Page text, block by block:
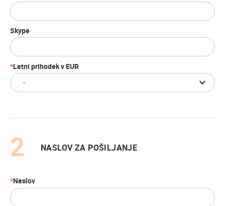
Skype
Letni prihodek v EUR
NASLOV ZA POŠILJANJE
Naslov